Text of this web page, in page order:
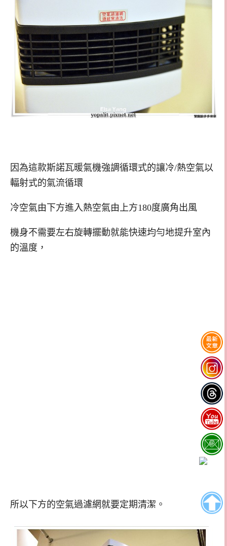
因為這款斯諾瓦暖氣機強調循環式的讓冷/熱空氣以
輻射式的氣流循環
冷空氣由下方進入熱空氣由上方180度廣角出風
機身不需要左右旋轉擺動就能快速均勻地提升室內
的溫度，
所以下方的空氣過濾網就要定期清潔。